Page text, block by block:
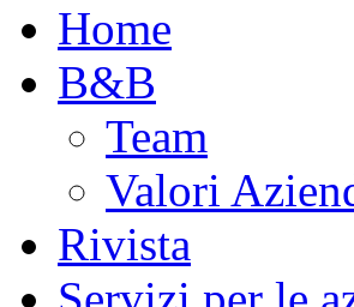
Home
B&B
Team
Valori
Rivista